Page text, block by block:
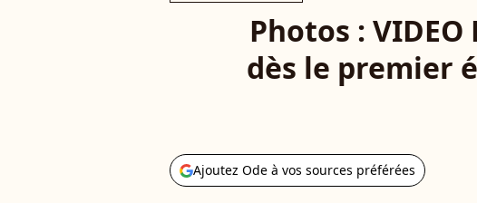
Photos :
dès le premier
Ajoutez Ode à vos sources préférées